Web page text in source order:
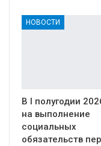
НОВОСТИ
В I полугодии
на выполнение
социальных
обязательств